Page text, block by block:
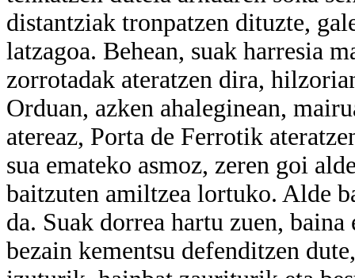
distantziak tronpatzen dituzte,
latzagoa. Behean, suak harresia
zorrotadak ateratzen dira,
Orduan, azken ahaleginean,
atereaz, Porta de Ferrotik
sua emateko asmoz, zeren goi
baitzuten amiltzea lortuko. Alde
da. Suak dorrea hartu zuen,
bezain kementsu defenditzen